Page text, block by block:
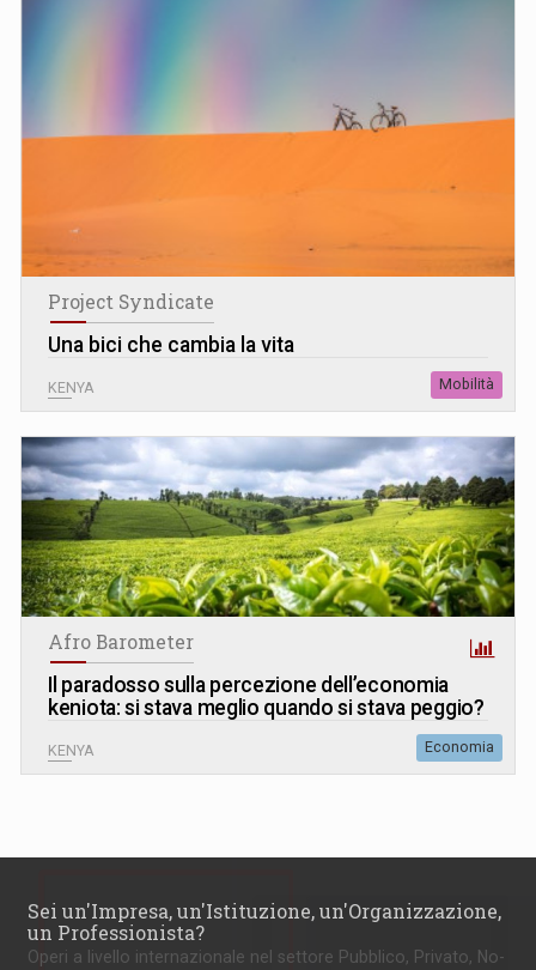
Project Syndicate
Una bici che cambia la vita
KENYA Mobilità
Afro Barometer
Il paradosso sulla percezione dell’economia
keniota: si stava meglio quando si stava peggio?
KENYA Economia
Sei un'Impresa, un'Istituzione, un'Organizzazione,
un Professionista?
Operi a livello internazionale nel settore Pubblico, Privato, No-